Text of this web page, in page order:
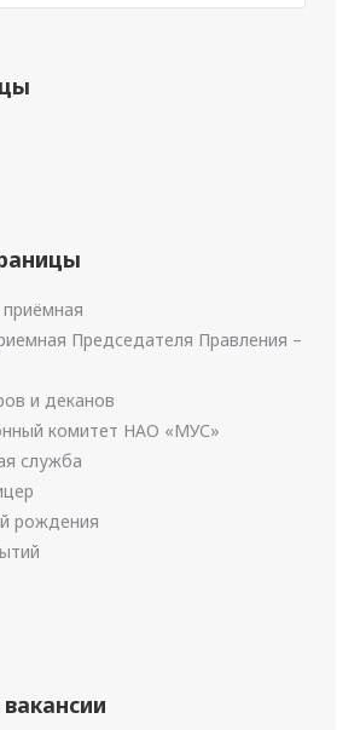
Председателя Правления –
и деканов
комитет НАО «МУС»
служба
рождения